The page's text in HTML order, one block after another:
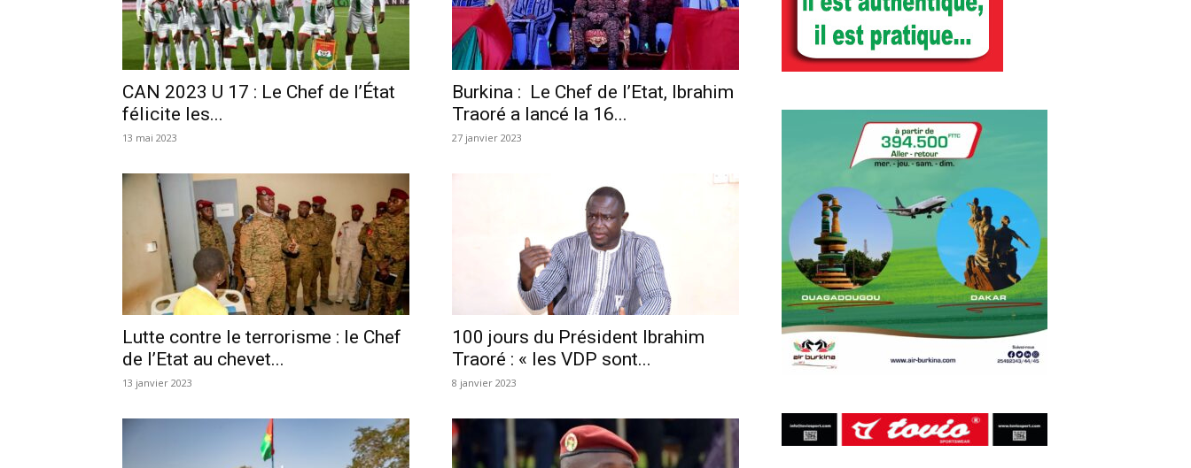
CAN 2023 U 17 : Le Chef de l’État
félicite les...
13 mai 2023
Burkina : Le Chef de l’Etat, Ibrahim
Traoré a lancé la 16...
27 janvier 2023
Lutte contre le terrorisme : le Chef
de l’Etat au chevet...
13 janvier 2023
100 jours du Président Ibrahim
Traoré : « les VDP sont...
8 janvier 2023